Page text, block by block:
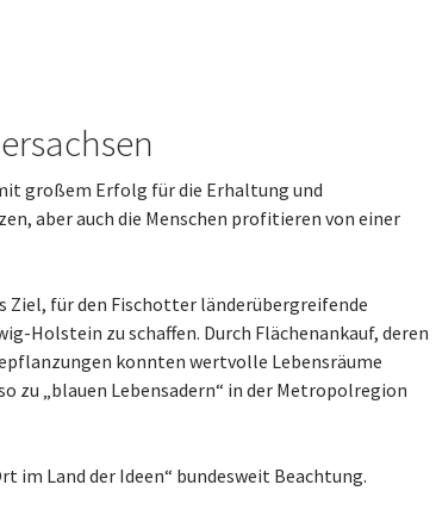
großem Erfolg für die Erhaltung und
aber auch die Menschen profitieren von einer
Ziel, für den Fischotter länderübergreifende
Holstein zu schaffen. Durch Flächenankauf, deren
konnten wertvolle Lebensräume
zu „blauen Lebensadern“ in der Metropolregion
im Land der Ideen“ bundesweit Beachtung.